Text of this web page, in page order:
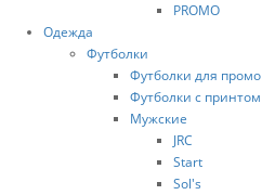
PROMO
Одежда
Футболки
Футболки для промо
Футболки с принтом
Мужские
JRC
Start
Sol's